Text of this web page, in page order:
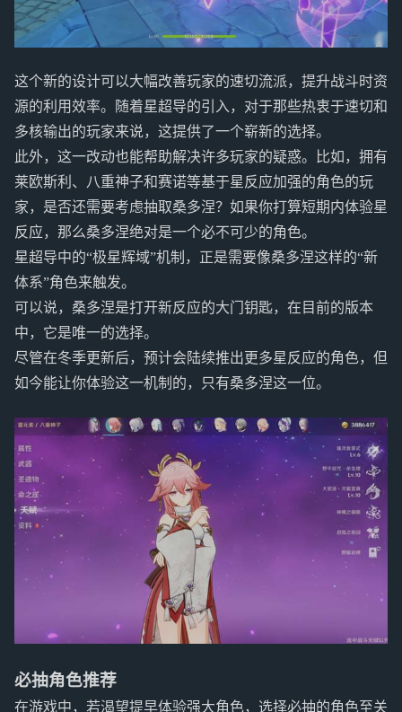
这个新的设计可以大幅改善玩家的速切流派，提升战斗时资
源的利用效率。随着星超导的引入，对于那些热衷于速切和
多核输出的玩家来说，这提供了一个崭新的选择。
此外，这一改动也能帮助解决许多玩家的疑惑。比如，拥有
莱欧斯利、八重神子和赛诺等基于星反应加强的角色的玩
家，是否还需要考虑抽取桑多涅？如果你打算短期内体验星
反应，那么桑多涅绝对是一个必不可少的角色。
星超导中的“极星辉域”机制，正是需要像桑多涅这样的“新
体系”角色来触发。
可以说，桑多涅是打开新反应的大门钥匙，在目前的版本
中，它是唯一的选择。
尽管在冬季更新后，预计会陆续推出更多星反应的角色，但
如今能让你体验这一机制的，只有桑多涅这一位。
必抽角色推荐
在游戏中，若渴望提早体验强大角色，选择必抽的角色至关